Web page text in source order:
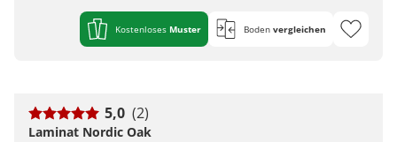
Kostenloses Muster Boden vergleichen
5,0 (2)
Laminat Nordic Oak